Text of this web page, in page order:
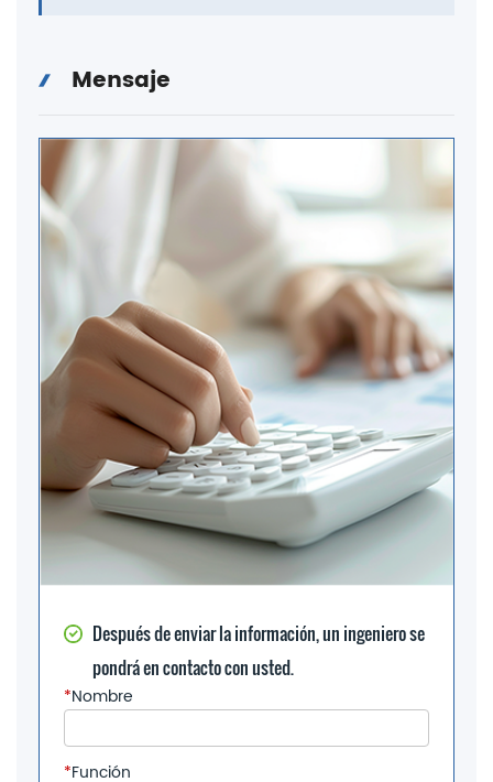
Mensaje
Después de enviar la información, un ingeniero se
pondrá en contacto con usted.
*Nombre
*Función